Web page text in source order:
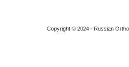
Copyright © 2024 - Russian